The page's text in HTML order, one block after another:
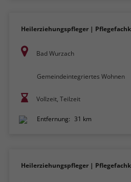
Heilerziehungspfleger |
Bad Wurzach
Gemeindeintegriertes Wohnen
Vollzeit, Teilzeit
Entfernung: 31 km
Heilerziehungspfleger |